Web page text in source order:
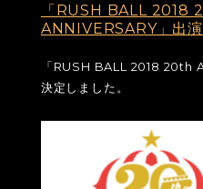
「RUSH BALL 2018
ANNIVERSARY」出
「RUSH BALL 2018 20th
決定しました。